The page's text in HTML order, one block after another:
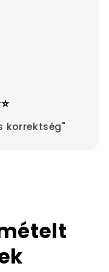
korrektség"